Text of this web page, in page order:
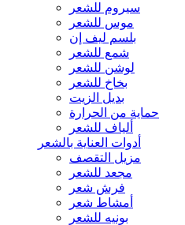
سيروم للشعر
موس للشعر
بلسم ليف إن
شمع للشعر
لوشن للشعر
بخاخ للشعر
بديل الزيت
حماية من الحرارة
ألياف للشعر
أدوات العناية بالشعر
مزيل التقصف
مجعد للشعر
فرش شعر
أمشاط شعر
بونيه للشعر